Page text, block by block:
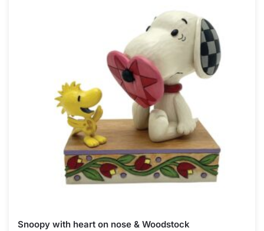
Snoopy with heart on nose & Woodstock